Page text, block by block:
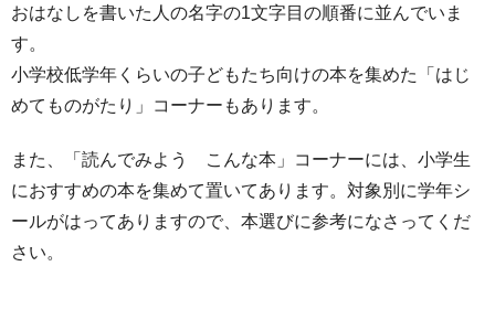
おはなしを書いた人の名字の1文字目の順番に並んでいま
す。
小学校低学年くらいの子どもたち向けの本を集めた「はじ
めてものがたり」コーナーもあります。
また、「読んでみよう こんな本」コーナーには、小学生
におすすめの本を集めて置いてあります。対象別に学年シ
ールがはってありますので、本選びに参考になさってくだ
さい。